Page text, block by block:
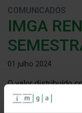
COMUNICADOS
IMGA
01 julho 2024
O valor distribuído
Valor Líquido
Este Fundo tem